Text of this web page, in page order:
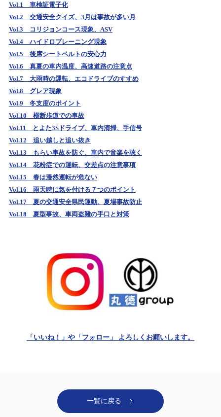
Vol.1 車検証電子化
Vol.2 交通安全クイズ、3月は事故が多い月
Vol.3 コリジョンコース現象、ASV
Vol.4 ハイドロプレーニング現象
Vol.5 後席シートベルトの安心力
Vol.6 真夏の車内温度、高速道路の注意点
Vol.7 大雨時の運転、エコドライブのすすめ
Vol.8 グレア現象
Vol.9 冬支度のポイント
Vol.10 横断歩道での事故
Vol.11 とよた3Sドライブ、車内清掃、手信号
Vol.12 追い越しと追い抜き
Vol.13 もらい事故を防ぐ、車内で音楽を聴く
Vol.14 花粉症での運転、交差点の注意事項
Vol.15 春は漫然運転が危ない
Vol.16 雨天時に気を付ける７つのポイント
Vol.17 夏の交通安全県民運動、夏場事故防止
Vol.18 夏型事故、車両盗難の手口と対策
「いいね！」や「フォロー」 よろしくお願いします。
一覧に戻る